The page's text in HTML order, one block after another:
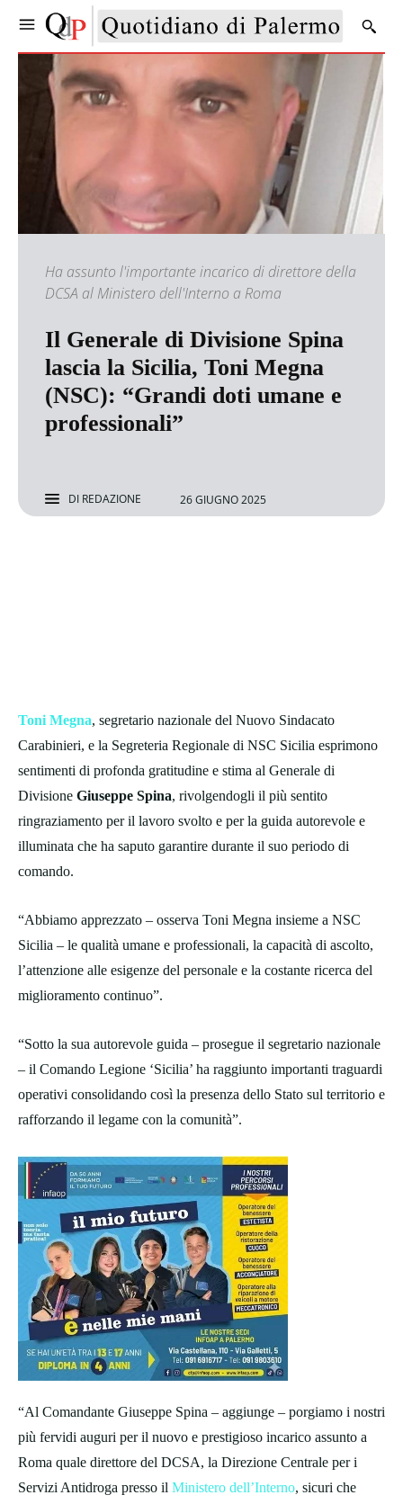
Ha assunto l'importante incarico di direttore della
DCSA al Ministero dell'Interno a Roma
Il Generale di Divisione Spina
lascia la Sicilia, Toni Megna
(NSC): “Grandi doti umane e
professionali”
DI REDAZIONE 26 GIUGNO 2025
Toni Megna, segretario nazionale del Nuovo Sindacato
Carabinieri, e la Segreteria Regionale di NSC Sicilia esprimono
sentimenti di profonda gratitudine e stima al Generale di
Divisione Giuseppe Spina, rivolgendogli il più sentito
ringraziamento per il lavoro svolto e per la guida autorevole e
illuminata che ha saputo garantire durante il suo periodo di
comando.
“Abbiamo apprezzato – osserva Toni Megna insieme a NSC
Sicilia – le qualità umane e professionali, la capacità di ascolto,
l’attenzione alle esigenze del personale e la costante ricerca del
miglioramento continuo”.
“Sotto la sua autorevole guida – prosegue il segretario nazionale
– il Comando Legione ‘Sicilia’ ha raggiunto importanti traguardi
operativi consolidando così la presenza dello Stato sul territorio e
rafforzando il legame con la comunità”.
“Al Comandante Giuseppe Spina – aggiunge – porgiamo i nostri
più fervidi auguri per il nuovo e prestigioso incarico assunto a
Roma quale direttore del DCSA, la Direzione Centrale per i
Servizi Antidroga presso il Ministero dell’Interno, sicuri che